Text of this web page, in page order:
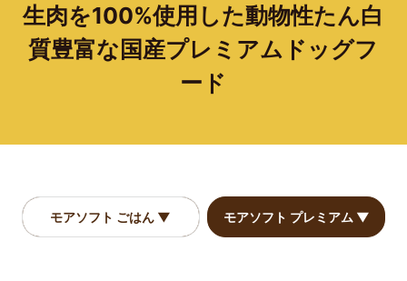
生肉を100%使用した動物性たん白
質豊富な国産プレミアムドッグフ
ード
モアソフト ごはん ▼ モアソフト プレミアム ▼